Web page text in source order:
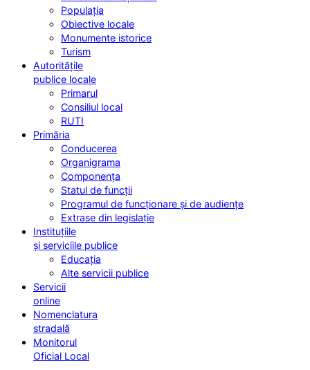
Populația
Obiective locale
Monumente istorice
Turism
Autoritățile
publice locale
Primarul
Consiliul local
RUTI
Primăria
Conducerea
Organigrama
Componența
Statul de funcții
Programul de funcționare și de audiențe
Extrase din legislație
Instituțiile
și serviciile publice
Educația
Alte servicii publice
Servicii
online
Nomenclatura
stradală
Monitorul
Oficial Local